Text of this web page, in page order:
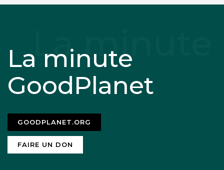
La minute
GoodPlanet
GOODPLANET.ORG
FAIRE UN DON